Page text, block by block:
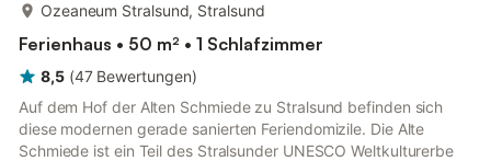
Ozeaneum Stralsund, Stralsund
Ferienhaus • 50 m² • 1 Schlafzimmer
8,5 (47 Bewertungen)
Auf dem Hof der Alten Schmiede zu Stralsund befinden sich
diese modernen gerade sanierten Feriendomizile. Die Alte
Schmiede ist ein Teil des Stralsunder UNESCO Weltkulturerbe